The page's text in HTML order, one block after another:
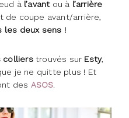
à l’avant ou à l’arrière
de coupe avant/arrière,
les deux sens !
collierstrouvés sur Esty,
je ne quitte plus ! Et
des ASOS.